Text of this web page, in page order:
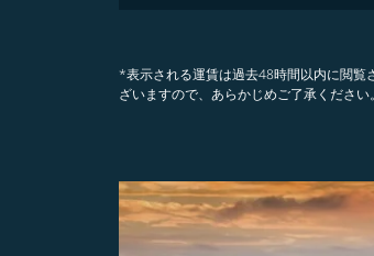
*表示される運賃は過去48時間以内に閲覧
ざいますので、あらかじめご了承ください。